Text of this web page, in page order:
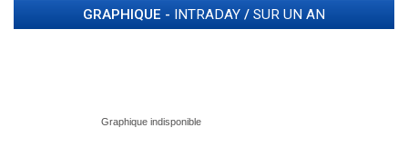
GRAPHIQUE - INTRADAY / SUR UN AN